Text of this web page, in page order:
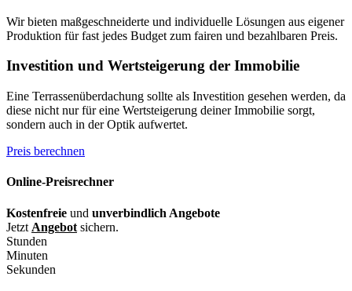
Wir bieten maßgeschneiderte und individuelle Lösungen aus eigener
Produktion für fast jedes Budget zum fairen und bezahlbaren Preis.
Investition und Wertsteigerung der Immobilie
Eine Terrassenüberdachung sollte als Investition gesehen werden, da
diese nicht nur für eine Wertsteigerung deiner Immobilie sorgt,
sondern auch in der Optik aufwertet.
Preis berechnen
Online-Preisrechner
Kostenfreie und unverbindlich Angebote
Jetzt Angebot sichern.
Stunden
Minuten
Sekunden